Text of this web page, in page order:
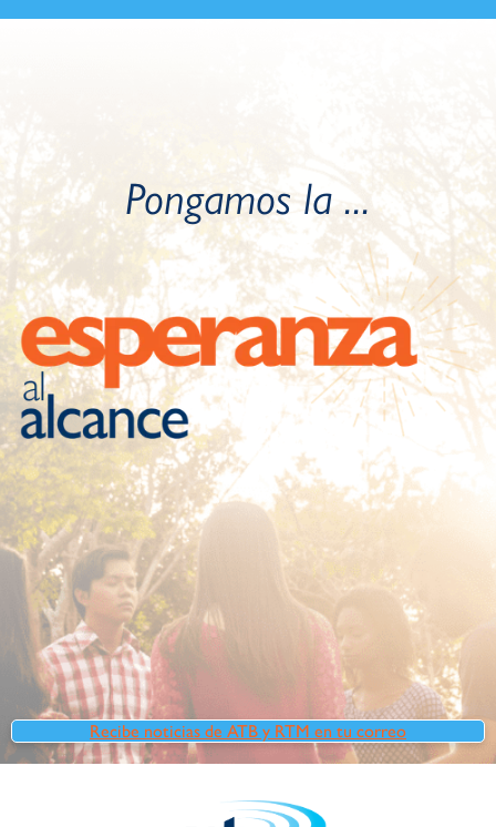
Pongamos la ...
Recibe noticias de ATB y RTM en tu correo